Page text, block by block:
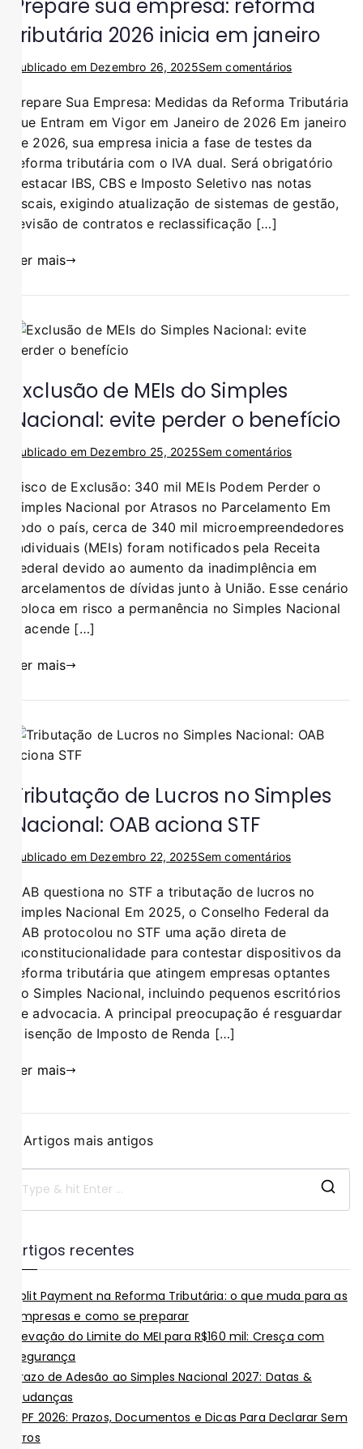
Prepare sua empresa: reforma
tributária 2026 inicia em janeiro
Publicado em Dezembro 26, 2025Sem comentários
Prepare Sua Empresa: Medidas da Reforma Tributária
que Entram em Vigor em Janeiro de 2026 Em janeiro
de 2026, sua empresa inicia a fase de testes da
reforma tributária com o IVA dual. Será obrigatório
destacar IBS, CBS e Imposto Seletivo nas notas
fiscais, exigindo atualização de sistemas de gestão,
revisão de contratos e reclassificação […]
Ler mais
Exclusão de MEIs do Simples
Nacional: evite perder o benefício
Publicado em Dezembro 25, 2025Sem comentários
Risco de Exclusão: 340 mil MEIs Podem Perder o
Simples Nacional por Atrasos no Parcelamento Em
todo o país, cerca de 340 mil microempreendedores
individuais (MEIs) foram notificados pela Receita
Federal devido ao aumento da inadimplência em
parcelamentos de dívidas junto à União. Esse cenário
coloca em risco a permanência no Simples Nacional
e acende […]
Ler mais
Tributação de Lucros no Simples
Nacional: OAB aciona STF
Publicado em Dezembro 22, 2025Sem comentários
OAB questiona no STF a tributação de lucros no
Simples Nacional Em 2025, o Conselho Federal da
OAB protocolou no STF uma ação direta de
inconstitucionalidade para contestar dispositivos da
reforma tributária que atingem empresas optantes
do Simples Nacional, incluindo pequenos escritórios
de advocacia. A principal preocupação é resguardar
a isenção de Imposto de Renda […]
Ler mais
Artigos mais antigos
Artigos recentes
Split Payment na Reforma Tributária: o que muda para as
empresas e como se preparar
Elevação do Limite do MEI para R$160 mil: Cresça com
Segurança
Prazo de Adesão ao Simples Nacional 2027: Datas &
Mudanças
IRPF 2026: Prazos, Documentos e Dicas Para Declarar Sem
Erros